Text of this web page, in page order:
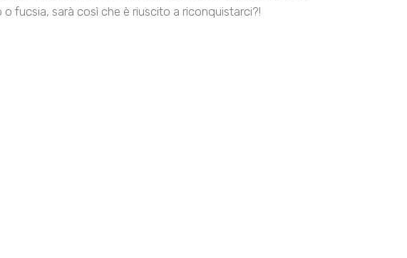
o fucsia, sarà così che è riuscito a riconquistarci?!